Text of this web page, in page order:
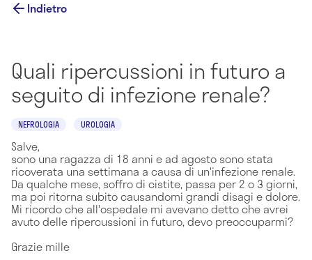
Indietro
Quali ripercussioni in futuro a
seguito di infezione renale?
NEFROLOGIA UROLOGIA
Salve,
sono una ragazza di 18 anni e ad agosto sono stata
ricoverata una settimana a causa di un'infezione renale.
Da qualche mese, soffro di cistite, passa per 2 o 3 giorni,
ma poi ritorna subito causandomi grandi disagi e dolore.
Mi ricordo che all'ospedale mi avevano detto che avrei
avuto delle ripercussioni in futuro, devo preoccuparmi?
Grazie mille